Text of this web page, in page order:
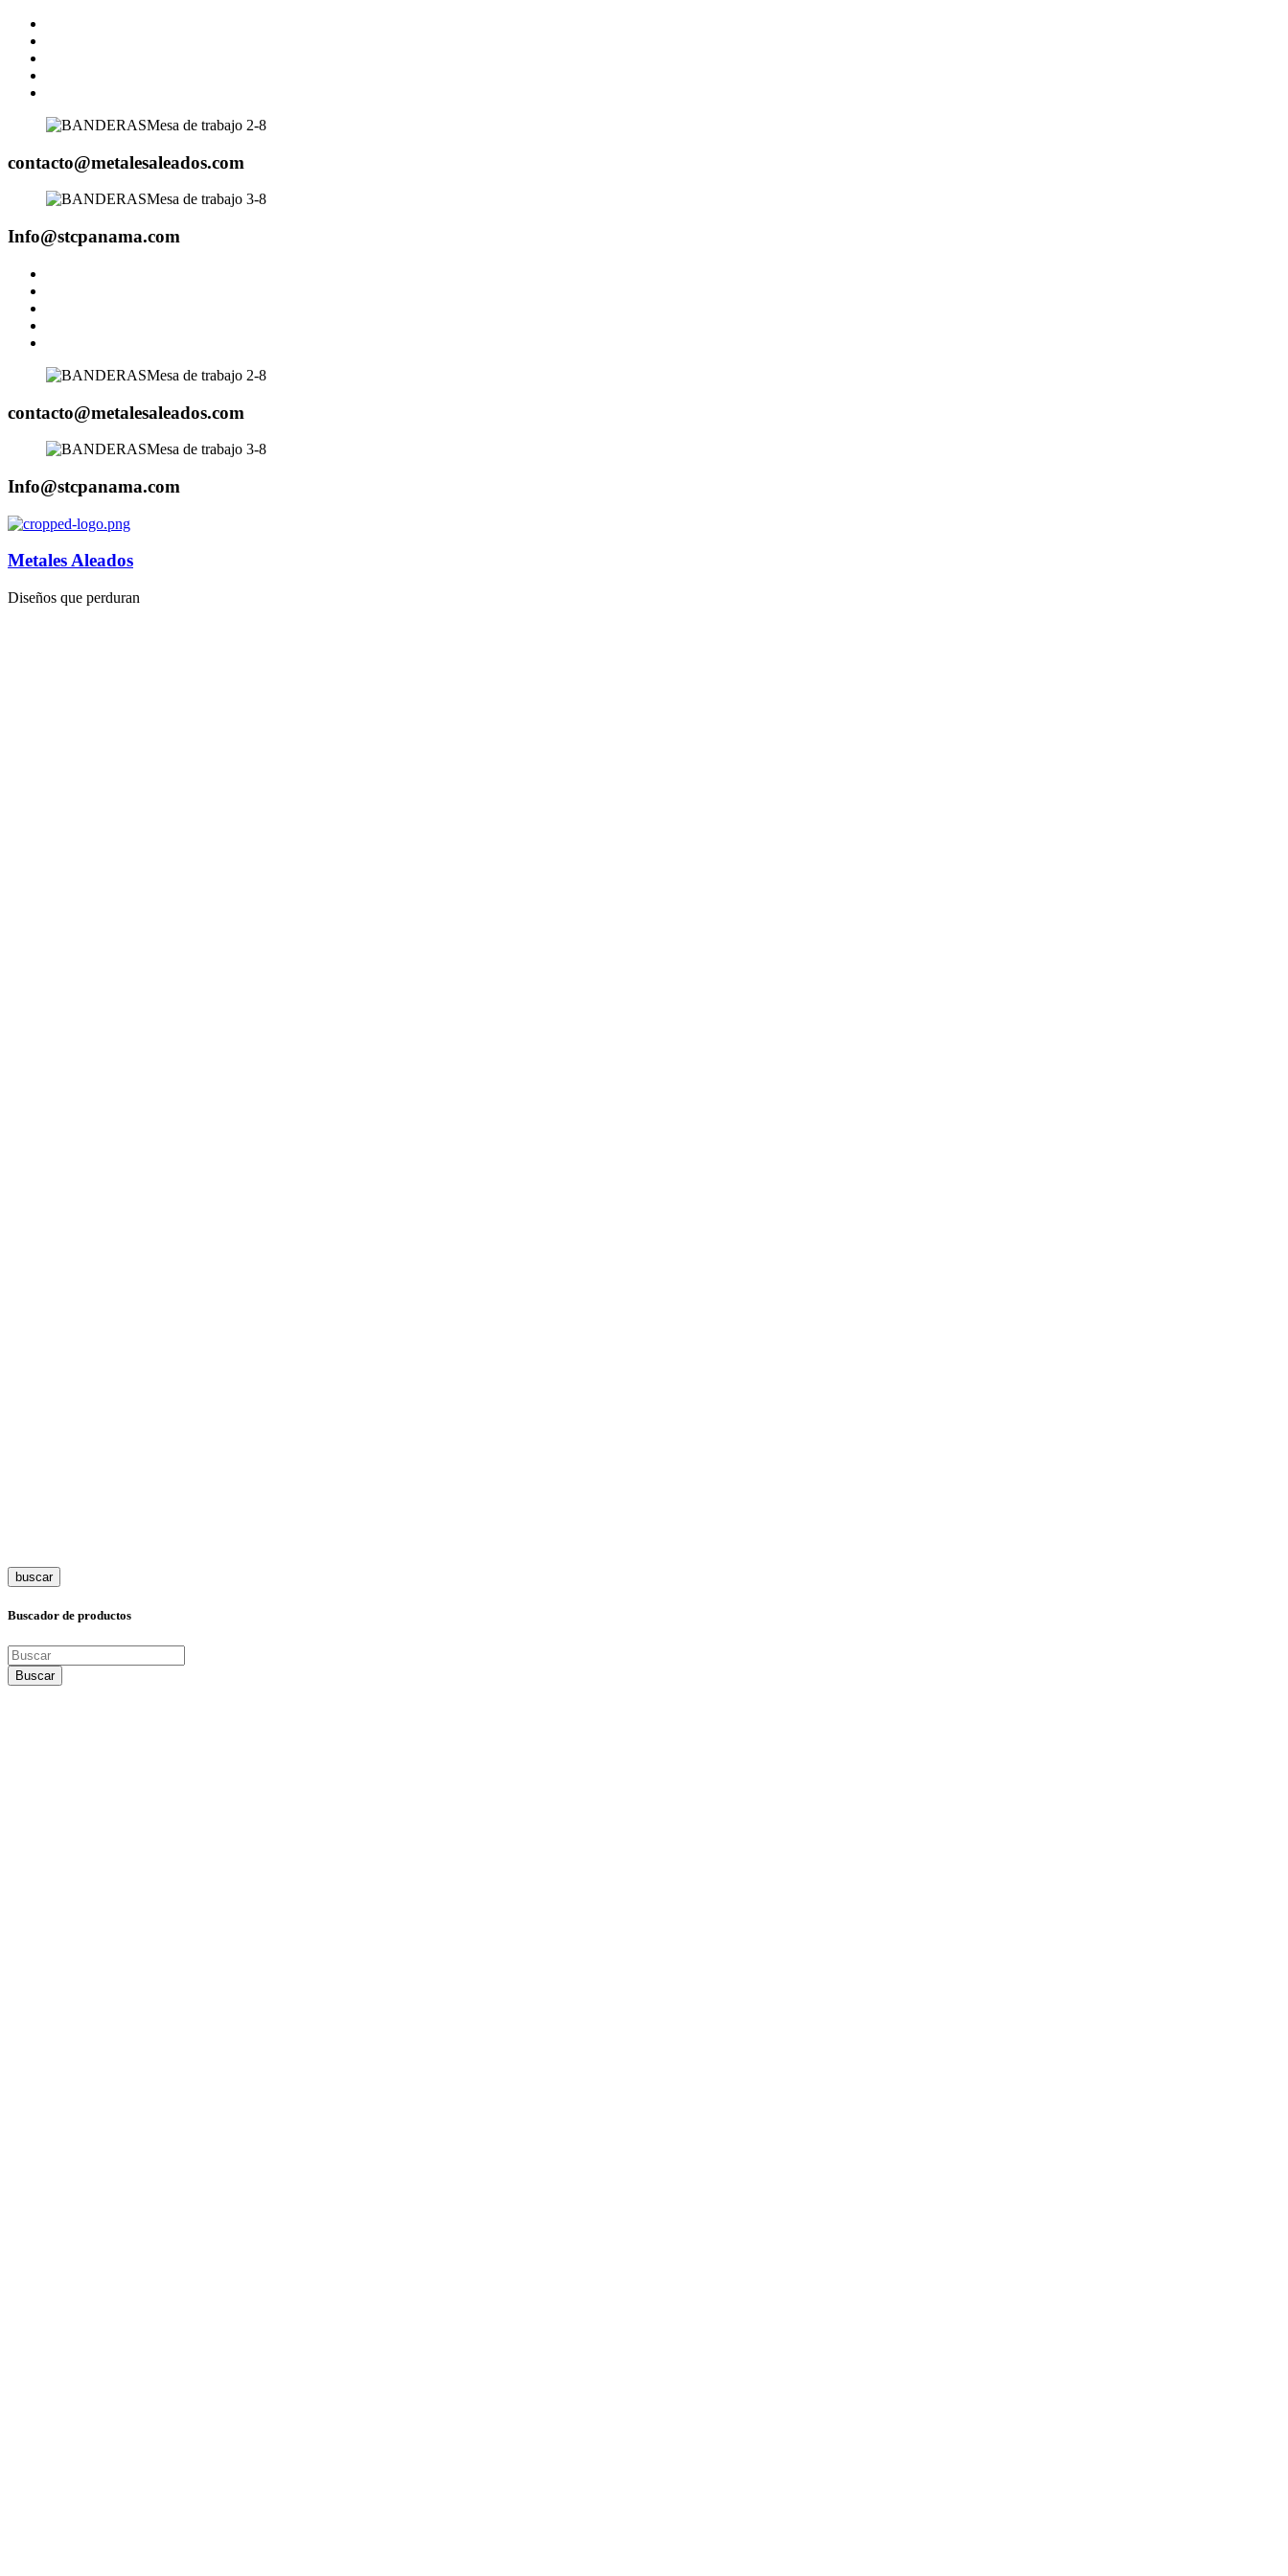
contacto@metalesaleados.com
Info@stcpanama.com
contacto@metalesaleados.com
Info@stcpanama.com
Metales Aleados
Diseños que perduran
buscar
Buscador de productos